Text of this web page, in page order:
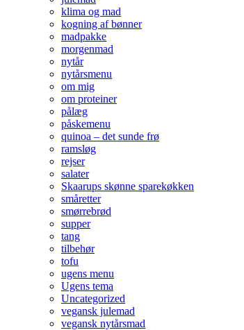
klima og mad
kogning af bønner
madpakke
morgenmad
nytår
nytårsmenu
om mig
om proteiner
pålæg
påskemenu
quinoa – det sunde frø
ramsløg
rejser
salater
Skaarups skønne sparekøkken
småretter
smørrebrød
supper
tang
tilbehør
tofu
ugens menu
Ugens tema
Uncategorized
vegansk julemad
vegansk nytårsmad